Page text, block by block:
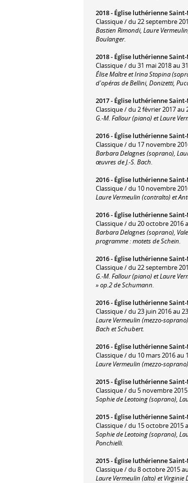
2018 - Église luthérienne
Classique / du 22 septembre
Bastien Rimondi, Laure
Boulanger.
2018 - Église luthérienne
Classique / du 31 mai 2018 au
Élise Maître et Irina Stopina
d'opéras de Bellini, Donizetti,
2017 - Église luthérienne
Classique / du 2 février 2017 au
G.-M. Fallour (piano) et Laure
2016 - Église luthérienne
Classique / du 17 novembre
Barbara Delagnes (soprano),
œuvres de J.-S. Bach.
2016 - Église luthérienne
Classique / du 10 novembre
Laure Vermeulin (contralto) et
2016 - Église luthérienne
Classique / du 20 octobre 2016
Barbara Delagnes (soprano),
programme : motets de Schein.
2016 - Église luthérienne
Classique / du 22 septembre
G.-M. Fallour (piano) et Laure
» op.2 de Schumann.
2016 - Église luthérienne
Classique / du 23 juin 2016 au
Laure Vermeulin (mezzo-
Bach et Schubert.
2016 - Église luthérienne
Classique / du 10 mars 2016 au
Laure Vermeulin (mezzo-
2015 - Église luthérienne
Classique / du 5 novembre
Sophie de Leotoing (soprano),
2015 - Église luthérienne
Classique / du 15 octobre 2015
Sophie de Leotoing (soprano),
Ponchielli.
2015 - Église luthérienne
Classique / du 8 octobre 2015
Laure Vermeulin (alto) et